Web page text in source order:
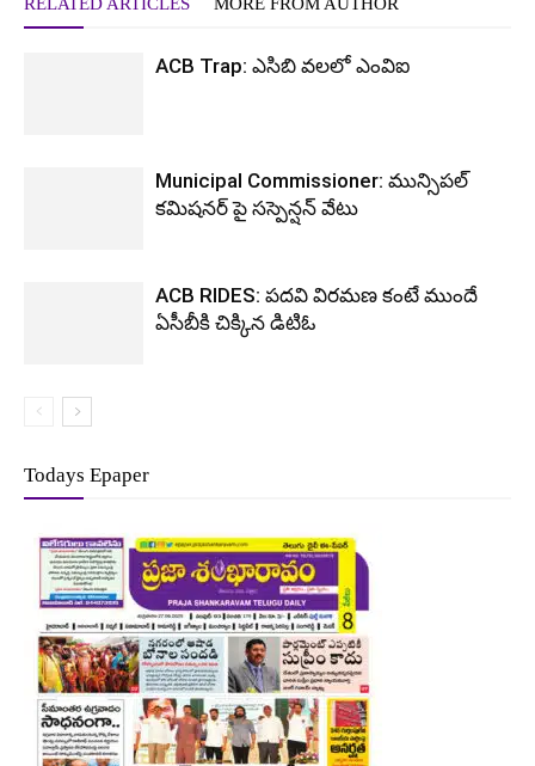
ACB Trap: ఎసిబి వలలో ఎంవిఐ
Municipal Commissioner: మున్సిపల్
కమిషనర్ పై సస్పెన్షన్ వేటు
ACB RIDES: పదవి విరమణ కంటే ముందే
ఏసీబీకి చిక్కిన డిటిఓ
Todays Epaper